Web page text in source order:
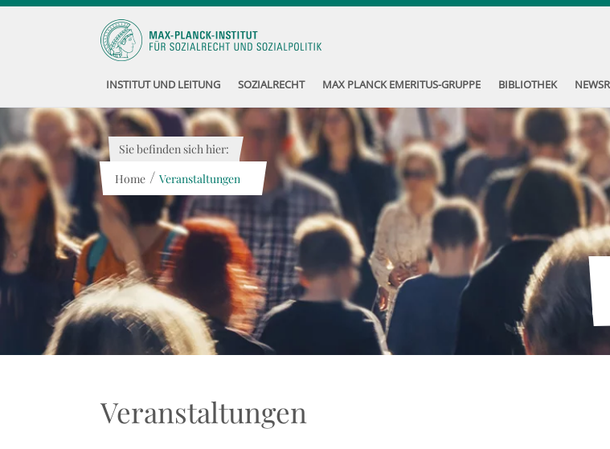
INSTITUT UND LEITUNG SOZIALRECHT MAX PLANCK EMERITUS-GRUPPE BIBLIOTHEK
Sie befinden sich hier:
Home / Veranstaltungen
Veranstaltungen